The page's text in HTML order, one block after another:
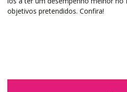
objetivos pretendidos. Confira!